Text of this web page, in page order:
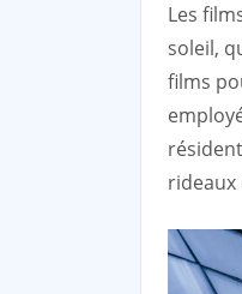
Les
soleil,
films
rideaux